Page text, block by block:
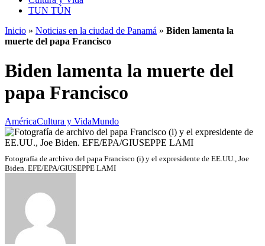
TUN TÚN
Inicio » Noticias en la ciudad de Panamá » Biden lamenta la
muerte del papa Francisco
Biden lamenta la muerte del
papa Francisco
AméricaCultura y VidaMundo
Fotografía de archivo del papa Francisco (i) y el expresidente de EE.UU., Joe
Biden. EFE/EPA/GIUSEPPE LAMI